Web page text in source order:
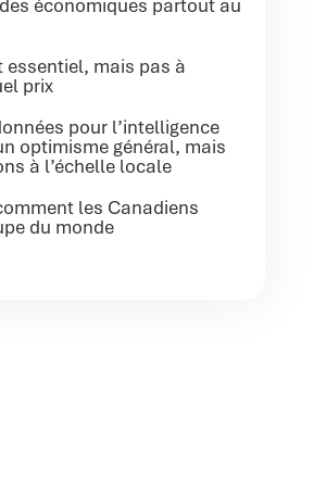
économiques partout au
essentiel, mais pas à
prix
pour l’intelligence
optimisme général, mais
à l’échelle locale
les Canadiens
du monde